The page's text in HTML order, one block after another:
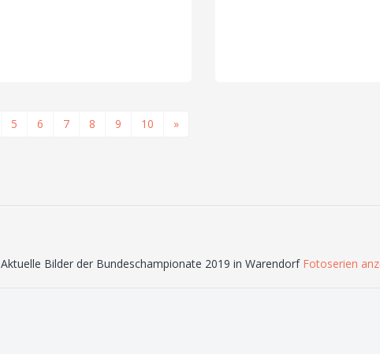
5 6 7 8 9 10 »
Aktuelle Bilder der Bundeschampionate 2019 in Warendorf Fotoserien